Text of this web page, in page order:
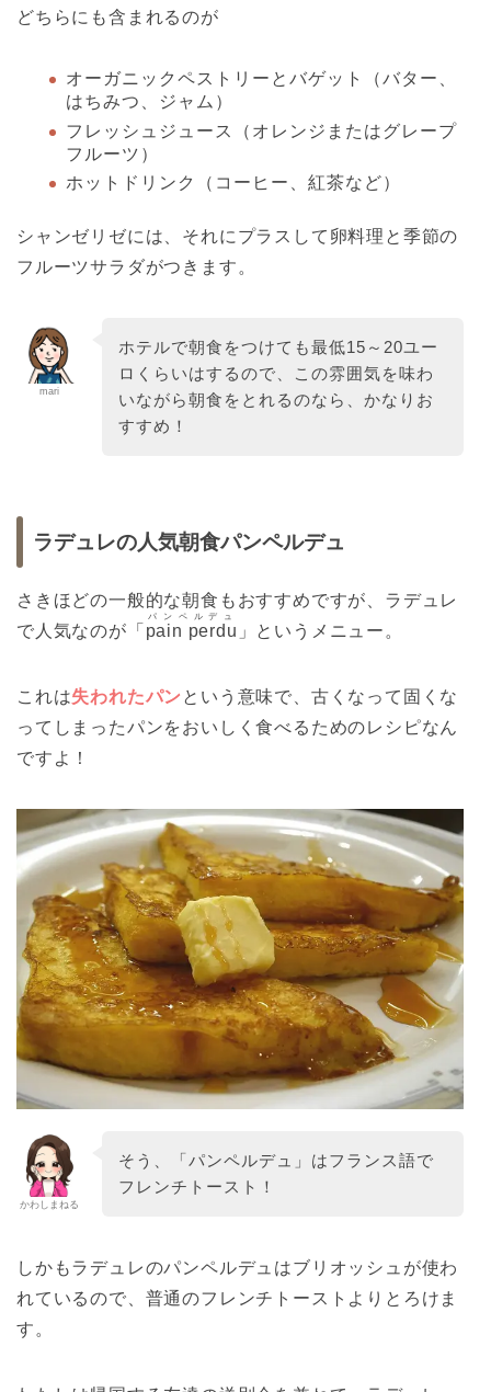
どちらにも含まれるのが
オーガニックペストリーとバゲット（バター、
はちみつ、ジャム）
フレッシュジュース（オレンジまたはグレープ
フルーツ）
ホットドリンク（コーヒー、紅茶など）
シャンゼリゼには、それにプラスして卵料理と季節の
フルーツサラダがつきます。
mari
ホテルで朝食をつけても最低15～20ユー
ロくらいはするので、この雰囲気を味わ
いながら朝食をとれるのなら、かなりお
すすめ！
ラデュレの人気朝食パンペルデュ
さきほどの一般的な朝食もおすすめですが、ラデュレ
で人気なのが「 pain perdu
パンペルデュ
」というメニュー。
これは失われたパン という意味で、古くなって固くな
ってしまったパンをおいしく食べるためのレシピなん
ですよ！
かわしまねる
そう、「パンペルデュ」はフランス語で
フレンチトースト！
しかもラデュレのパンペルデュはブリオッシュが使わ
れているので、普通のフレンチトーストよりとろけま
す。